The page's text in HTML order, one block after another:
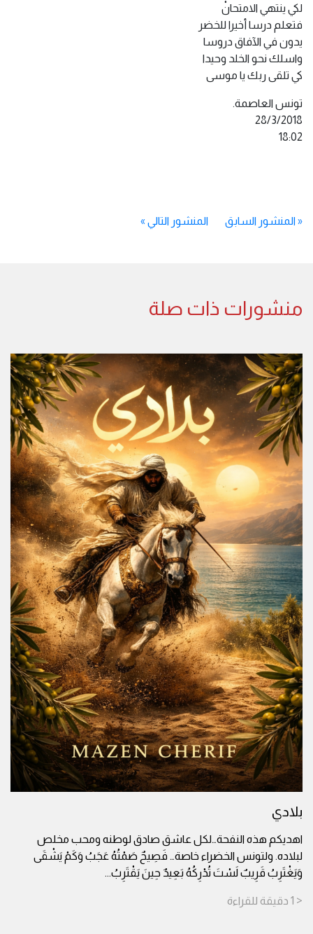
لكي ينتهي الامتحانْ
فتعلم درسا أخيرا للخضر
يدون في الآفاق دروسا
واسلك نحو الخلد وحيدا
كي تلقى ربك يا موسى
تونس العاصمة.
28/3/2018
18:02
«المنشور السابق المنشور التالي »
منشورات ذات صلة
بلادي
اهديكم هذه النفحة…لكل عاشق صادق لوطنه ومحب مخلص
لبلاده. ولتونس الخضراء خاصة… فَصِيحٌ صَمْتُهُ عَجَبُ وَكَمْ يَشْقَى
وَيَغْتَرِبُ قَرِيبٌ لَسْتَ تُدْرِكُهُ بَعِيدٌ حِينَ يَقْتَرِبُ...
< 1 دقيقة للقراءة